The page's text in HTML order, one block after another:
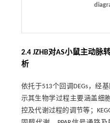
2.4 JZHB对AS小鼠主动脉
析
依托于513个回调DEGs，经
示其生物学过程主要涵盖细
控及代谢过程的调节等；